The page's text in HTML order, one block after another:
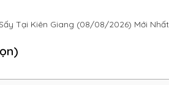
Tại Kiên Giang (08/08/2026) Mới Nhất